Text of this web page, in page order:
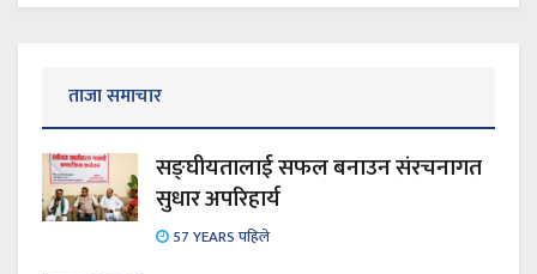
ताजा समाचार
सङ्घीयतालाई सफल बनाउन संरचनागत
सुधार अपरिहार्य
57 YEARS पहिले